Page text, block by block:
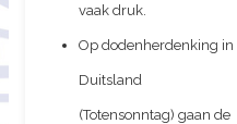
vaak druk.
Op dodenherdenking in
Duitsland
(Totensonntag) gaan de